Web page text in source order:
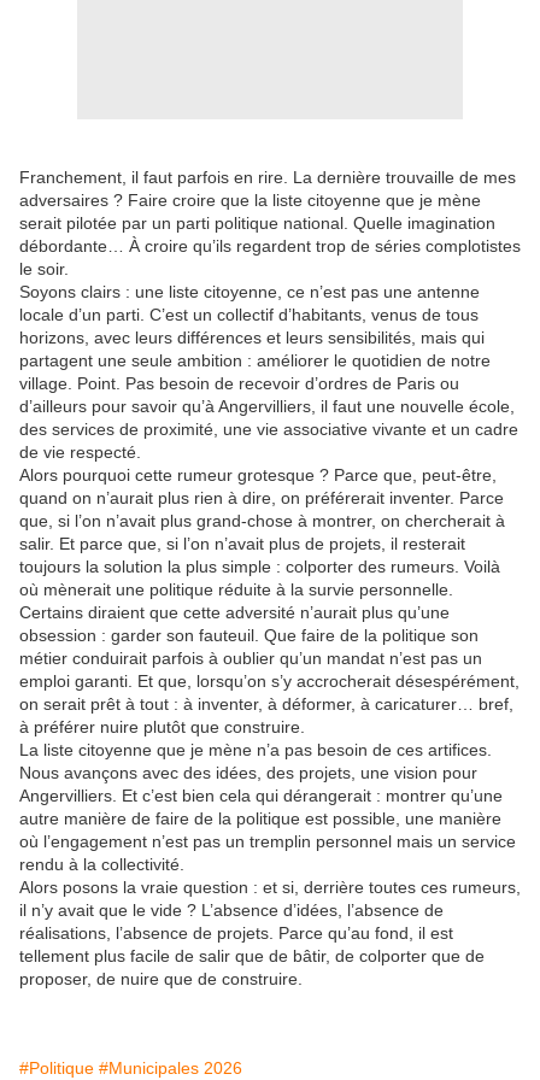
Franchement, il faut parfois en rire. La dernière trouvaille de mes
adversaires ? Faire croire que la liste citoyenne que je mène
serait pilotée par un parti politique national. Quelle imagination
débordante… À croire qu’ils regardent trop de séries complotistes
le soir.
Soyons clairs : une liste citoyenne, ce n’est pas une antenne
locale d’un parti. C’est un collectif d’habitants, venus de tous
horizons, avec leurs différences et leurs sensibilités, mais qui
partagent une seule ambition : améliorer le quotidien de notre
village. Point. Pas besoin de recevoir d’ordres de Paris ou
d’ailleurs pour savoir qu’à Angervilliers, il faut une nouvelle école,
des services de proximité, une vie associative vivante et un cadre
de vie respecté.
Alors pourquoi cette rumeur grotesque ? Parce que, peut-être,
quand on n’aurait plus rien à dire, on préférerait inventer. Parce
que, si l’on n’avait plus grand-chose à montrer, on chercherait à
salir. Et parce que, si l’on n’avait plus de projets, il resterait
toujours la solution la plus simple : colporter des rumeurs. Voilà
où mènerait une politique réduite à la survie personnelle.
Certains diraient que cette adversité n’aurait plus qu’une
obsession : garder son fauteuil. Que faire de la politique son
métier conduirait parfois à oublier qu’un mandat n’est pas un
emploi garanti. Et que, lorsqu’on s’y accrocherait désespérément,
on serait prêt à tout : à inventer, à déformer, à caricaturer… bref,
à préférer nuire plutôt que construire.
La liste citoyenne que je mène n’a pas besoin de ces artifices.
Nous avançons avec des idées, des projets, une vision pour
Angervilliers. Et c’est bien cela qui dérangerait : montrer qu’une
autre manière de faire de la politique est possible, une manière
où l’engagement n’est pas un tremplin personnel mais un service
rendu à la collectivité.
Alors posons la vraie question : et si, derrière toutes ces rumeurs,
il n’y avait que le vide ? L’absence d’idées, l’absence de
réalisations, l’absence de projets. Parce qu’au fond, il est
tellement plus facile de salir que de bâtir, de colporter que de
proposer, de nuire que de construire.
#Politique #Municipales 2026